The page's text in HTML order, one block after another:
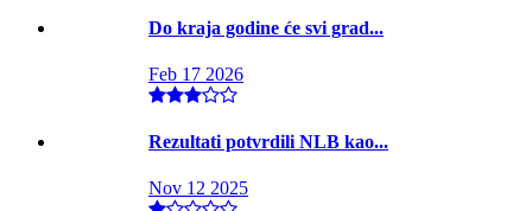
Do kraja godine će svi grad...
Feb 17 2026
Rezultati potvrdili NLB kao...
Nov 12 2025